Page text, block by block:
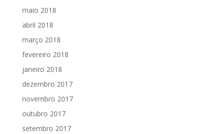
maio 2018
abril 2018
março 2018
fevereiro 2018
janeiro 2018
dezembro 2017
novembro 2017
outubro 2017
setembro 2017